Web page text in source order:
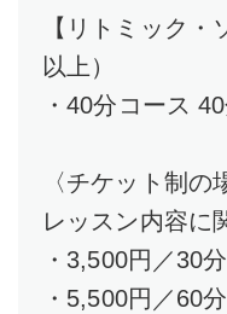
【リトミック
以上）
・40分コース
〈チケット制の
レッスン内容に
・3,500円／30分
・5,500円／60分